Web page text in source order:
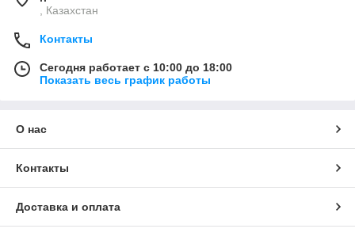
, Казахстан
Контакты
Сегодня работает с 10:00 до 18:00
Показать весь график работы
О нас
Контакты
Доставка и оплата